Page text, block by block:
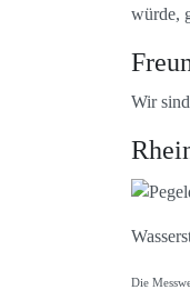
würde,
Wir
Die